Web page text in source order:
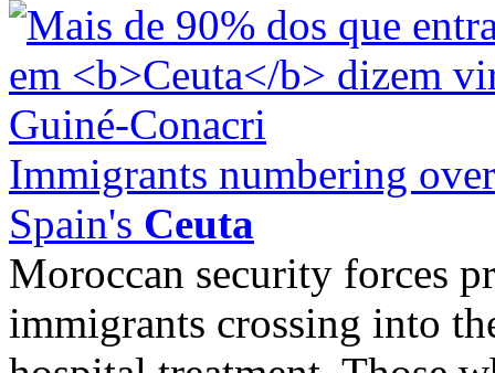
Immigrants numbering
Spain's Ceuta
Moroccan security forces
immigrants crossing into